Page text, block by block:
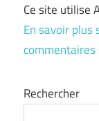
Ce site utilise
En savoir plus
Rechercher